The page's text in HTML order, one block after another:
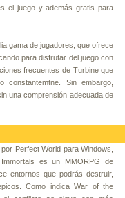
el juego y además gratis para
gama de jugadores, que ofrece
para disfrutar del juego con
frecuentes de Turbine que
Sin embargo,
una comprensión adecuada de
Perfect World para Windows,
es un MMORPG de
entornos que podrás destruir,
Como indica War of the